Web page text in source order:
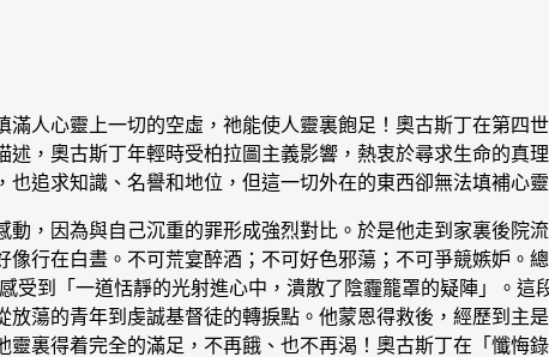
心靈上一切的空虛，祂能使人靈裏飽足！奧古斯丁在第四
，奧古斯丁年輕時受柏拉圖主義影響，熱衷於尋求生命的真
追求知識、名譽和地位，但這一切外在的東西卻無法填補心
因為與自己沉重的罪形成強烈對比。於是他走到家裏後院
行在白晝。不可荒宴醉酒；不可好色邪蕩；不可爭競嫉妒。
受到「一道恬靜的光射進心中，潰散了陰霾籠罩的疑陣」。
蕩的青年到虔誠基督徒的轉捩點。他蒙恩得救後，經歷到主
裏得着完全的滿足，不再餓、也不再渴！奧古斯丁在「懺悔